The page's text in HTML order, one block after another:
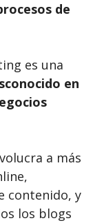
de
es una
en
a más
contenido, y
los blogs